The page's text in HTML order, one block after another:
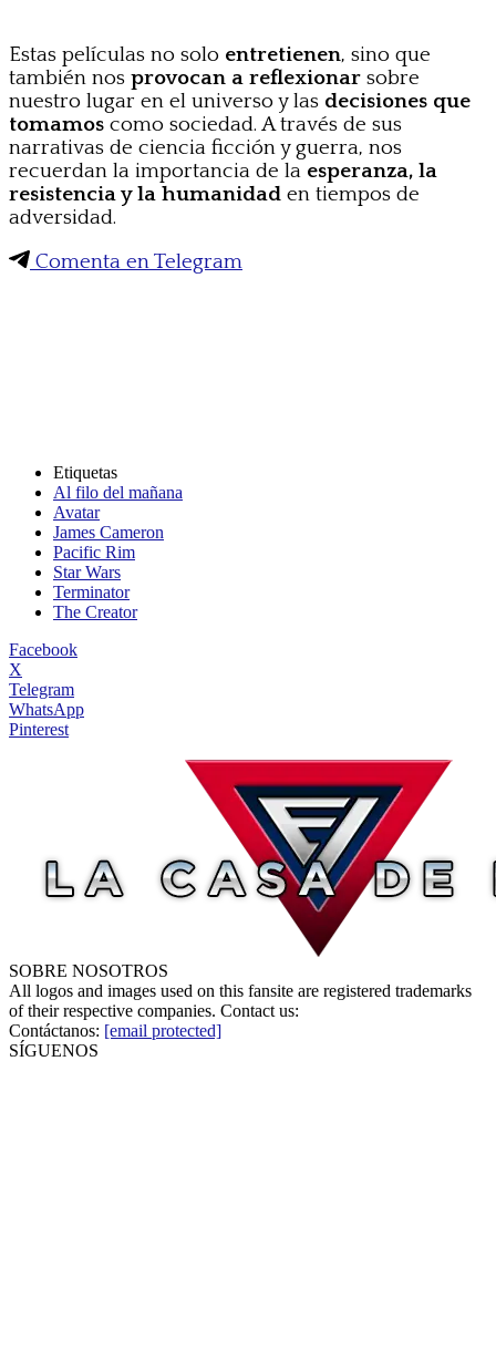
Estas películas no solo entretienen, sino que
también nos provocan a reflexionar sobre
nuestro lugar en el universo y las decisiones que
tomamos como sociedad. A través de sus
narrativas de ciencia ficción y guerra, nos
recuerdan la importancia de la esperanza, la
resistencia y la humanidad en tiempos de
adversidad.
Comenta en Telegram
Etiquetas
Al filo del mañana
Avatar
James Cameron
Pacific Rim
Star Wars
Terminator
The Creator
Facebook
X
Telegram
WhatsApp
Pinterest
SOBRE NOSOTROS
All logos and images used on this fansite are registered trademarks
of their respective companies. Contact us:
Contáctanos: [email protected]
SÍGUENOS